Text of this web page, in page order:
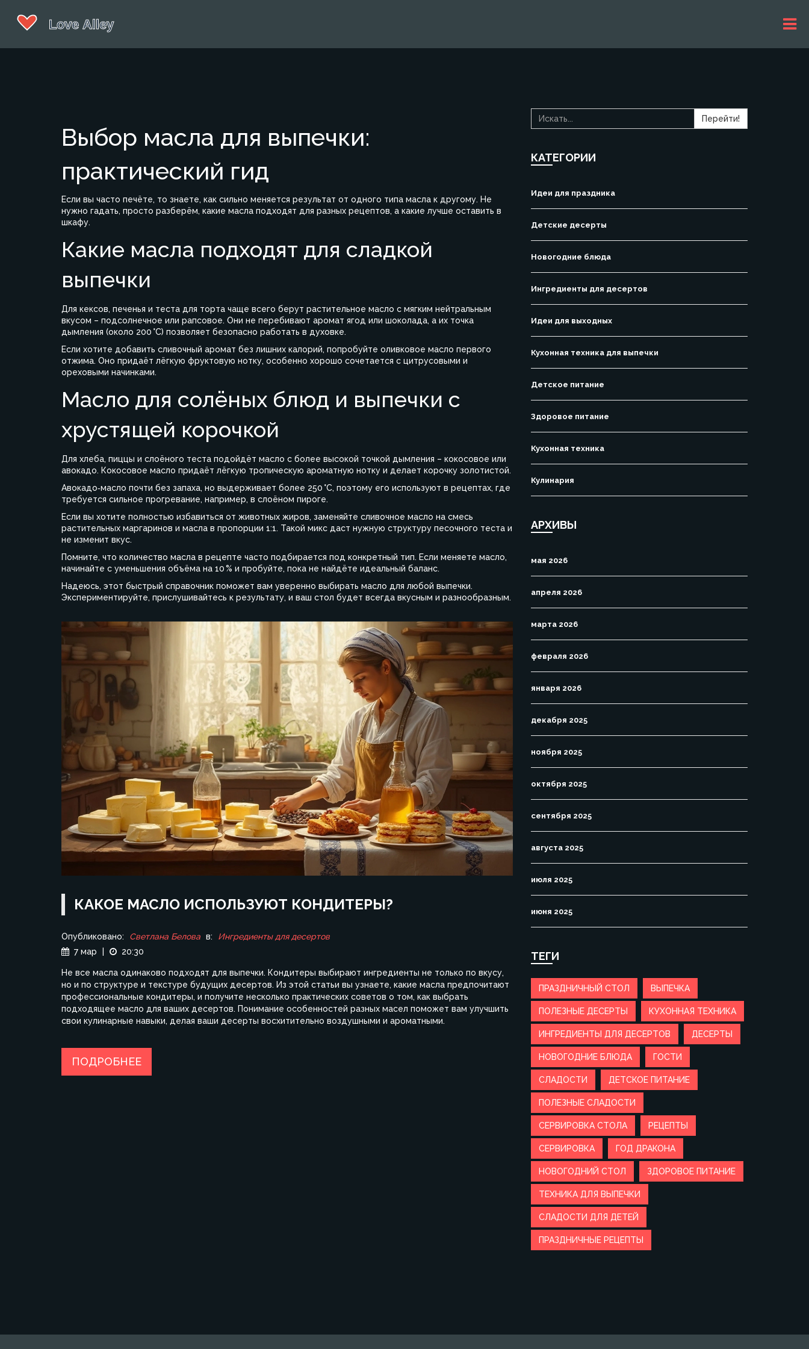
Выбор масла для выпечки:
практический гид
Если вы часто печёте, то знаете, как сильно меняется результат от одного типа масла к другому. Не
нужно гадать, просто разберём, какие масла подходят для разных рецептов, а какие лучше оставить в
шкафу.
Какие масла подходят для сладкой
выпечки
Для кексов, печенья и теста для торта чаще всего берут растительное масло с мягким нейтральным
вкусом – подсолнечное или рапсовое. Они не перебивают аромат ягод или шоколада, а их точка
дымления (около 200 °C) позволяет безопасно работать в духовке.
Если хотите добавить сливочный аромат без лишних калорий, попробуйте оливковое масло первого
отжима. Оно придаёт лёгкую фруктовую нотку, особенно хорошо сочетается с цитрусовыми и
ореховыми начинками.
Масло для солёных блюд и выпечки с
хрустящей корочкой
Для хлеба, пиццы и слоёного теста подойдёт масло с более высокой точкой дымления – кокосовое или
авокадо. Кокосовое масло придаёт лёгкую тропическую ароматную нотку и делает корочку золотистой.
Авокадо‑масло почти без запаха, но выдерживает более 250 °C, поэтому его используют в рецептах, где
требуется сильное прогревание, например, в слоёном пироге.
Если вы хотите полностью избавиться от животных жиров, заменяйте сливочное масло на смесь
растительных маргаринов и масла в пропорции 1:1. Такой микс даст нужную структуру песочного теста и
не изменит вкус.
Помните, что количество масла в рецепте часто подбирается под конкретный тип. Если меняете масло,
начинайте с уменьшения объёма на 10 % и пробуйте, пока не найдёте идеальный баланс.
Надеюсь, этот быстрый справочник поможет вам уверенно выбирать масло для любой выпечки.
Экспериментируйте, прислушивайтесь к результату, и ваш стол будет всегда вкусным и разнообразным.
КАКОЕ МАСЛО ИСПОЛЬЗУЮТ КОНДИТЕРЫ?
Опубликовано: Светлана Белова в:
Ингредиенты для десертов
7 мар
20:30
Не все масла одинаково подходят для выпечки. Кондитеры выбирают ингредиенты не только по вкусу,
но и по структуре и текстуре будущих десертов. Из этой статьи вы узнаете, какие масла предпочитают
профессиональные кондитеры, и получите несколько практических советов о том, как выбрать
подходящее масло для ваших десертов. Понимание особенностей разных масел поможет вам улучшить
свои кулинарные навыки, делая ваши десерты восхитительно воздушными и ароматными.
ПОДРОБНЕЕ
Перейти!
КАТЕГОРИИ
Идеи для праздника
Детские десерты
Новогодние блюда
Ингредиенты для десертов
Идеи для выходных
Кухонная техника для выпечки
Детское питание
Здоровое питание
Кухонная техника
Кулинария
АРХИВЫ
мая 2026
апреля 2026
марта 2026
февраля 2026
января 2026
декабря 2025
ноября 2025
октября 2025
сентября 2025
августа 2025
июля 2025
июня 2025
ТЕГИ
ПРАЗДНИЧНЫЙ СТОЛ ВЫПЕЧКА
ПОЛЕЗНЫЕ ДЕСЕРТЫ КУХОННАЯ ТЕХНИКА
ИНГРЕДИЕНТЫ ДЛЯ ДЕСЕРТОВ ДЕСЕРТЫ
НОВОГОДНИЕ БЛЮДА ГОСТИ
СЛАДОСТИ ДЕТСКОЕ ПИТАНИЕ
ПОЛЕЗНЫЕ СЛАДОСТИ
СЕРВИРОВКА СТОЛА РЕЦЕПТЫ
СЕРВИРОВКА ГОД ДРАКОНА
НОВОГОДНИЙ СТОЛ ЗДОРОВОЕ ПИТАНИЕ
ТЕХНИКА ДЛЯ ВЫПЕЧКИ
СЛАДОСТИ ДЛЯ ДЕТЕЙ
ПРАЗДНИЧНЫЕ РЕЦЕПТЫ